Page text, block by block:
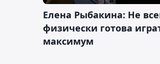
Елена Рыбакина: Не
физически готова
максимум